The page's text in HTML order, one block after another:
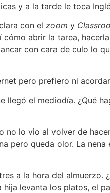
y a la tarde le toca
con el zoom y
abrir la tarea,
con cara de culo lo
pero prefiero ni
llegó el mediodía. ¿Qué
no lo vio al volver de
pero queda olor. La
a la hora del almuerzo.
levanta los platos, el